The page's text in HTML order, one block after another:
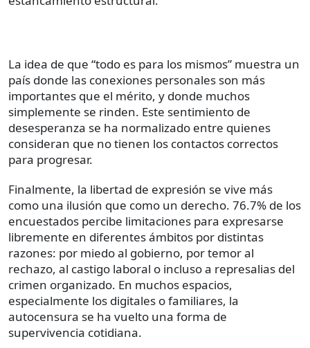
La idea de que “todo es para los mismos” muestra un
país donde las conexiones personales son más
importantes que el mérito, y donde muchos
simplemente se rinden. Este sentimiento de
desesperanza se ha normalizado entre quienes
consideran que no tienen los contactos correctos
para progresar.
Finalmente, la libertad de expresión se vive más
como una ilusión que como un derecho. 76.7% de los
encuestados percibe limitaciones para expresarse
libremente en diferentes ámbitos por distintas
razones: por miedo al gobierno, por temor al
rechazo, al castigo laboral o incluso a represalias del
crimen organizado. En muchos espacios,
especialmente los digitales o familiares, la
autocensura se ha vuelto una forma de
supervivencia cotidiana.